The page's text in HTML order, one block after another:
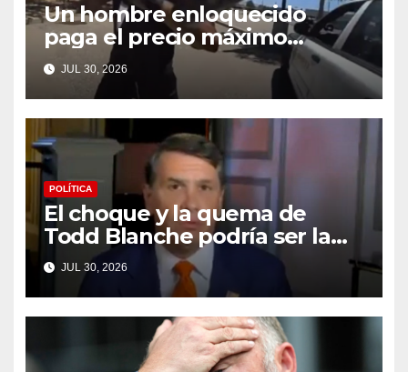
Un hombre enloquecido
paga el precio máximo
después de llevar un cuchillo
a un tiroteo con agentes del
condado de Los Ángeles
(VIDEO) * The Gateway Pundit
* por Cullen Linebarger
JUL 30, 2026
POLÍTICA
El choque y la quema de
Todd Blanche podría ser la
máxima humillación de
Trump
JUL 30, 2026